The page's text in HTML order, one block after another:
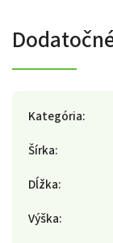
Kategória:
Šírka:
Dĺžka:
Výška: